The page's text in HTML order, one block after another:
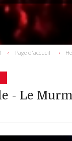
Page d'accueil
- Le